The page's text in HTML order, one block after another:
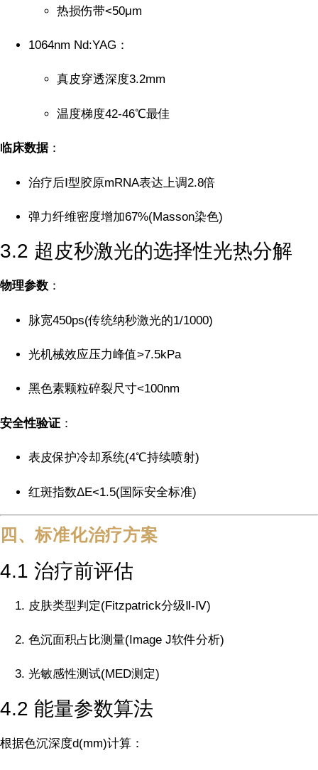
热损伤带<50μm
1064nm Nd:YAG：
真皮穿透深度3.2mm
温度梯度42-46℃最佳
临床数据：
治疗后Ⅰ型胶原mRNA表达上调2.8倍
弹力纤维密度增加67%(Masson染色)
3.2 超皮秒激光的选择性光热分解
物理参数 ：
脉宽450ps(传统纳秒激光的1/1000)
光机械效应压力峰值>7.5kPa
黑色素颗粒碎裂尺寸<100nm
安全性验证 ：
表皮保护冷却系统(4℃持续喷射)
红斑指数ΔE<1.5(国际安全标准)
四、标准化治疗方案
4.1 治疗前评估
皮肤类型判定(Fitzpatrick分级Ⅱ-Ⅳ)
色沉面积占比测量(Image J软件分析)
光敏感性测试(MED测定)
4.2 能量参数算法
根据色沉深度d(mm)计算：